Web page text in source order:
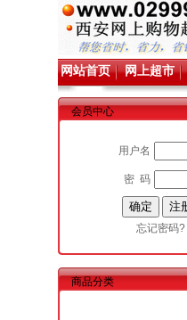
网站首页 网上超市
会员中心
用户名
密 码
忘记密码?
商品分类